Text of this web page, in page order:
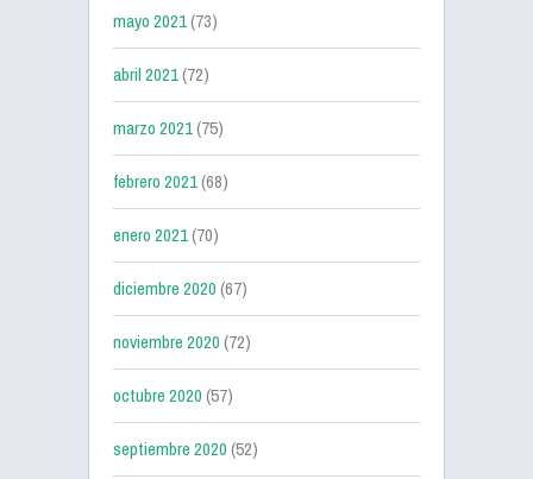
mayo 2021(73)
abril 2021(72)
marzo 2021(75)
febrero 2021(68)
enero 2021(70)
diciembre 2020(67)
noviembre 2020(72)
octubre 2020(57)
septiembre 2020(52)